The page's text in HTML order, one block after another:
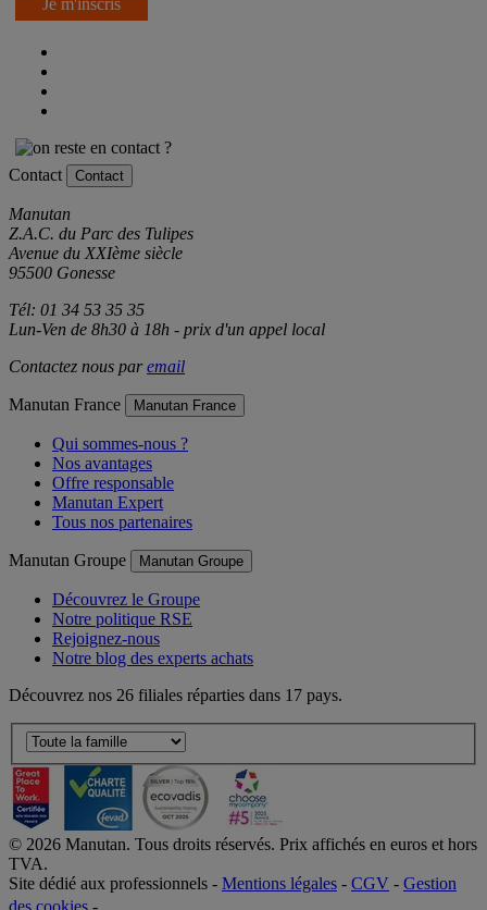
Contact Contact
Manutan
Z.A.C. du Parc des Tulipes
Avenue du XXIème siècle
95500 Gonesse
Tél: 01 34 53 35 35
Lun-Ven de 8h30 à 18h - prix d'un appel local
Contactez nous paremail
Manutan France Manutan France
Qui sommes-nous ?
Nos avantages
Offre responsable
Manutan Expert
Tous nos partenaires
Manutan Groupe Manutan Groupe
Découvrez le Groupe
Notre politique RSE
Rejoignez-nous
Notre blog des experts achats
Découvrez nos 26 filiales réparties dans 17 pays.
© 2026 Manutan. Tous droits réservés. Prix affichés en euros et hors
TVA.
Site dédié aux professionnels - Mentions légales - CGV - Gestion
des cookies -